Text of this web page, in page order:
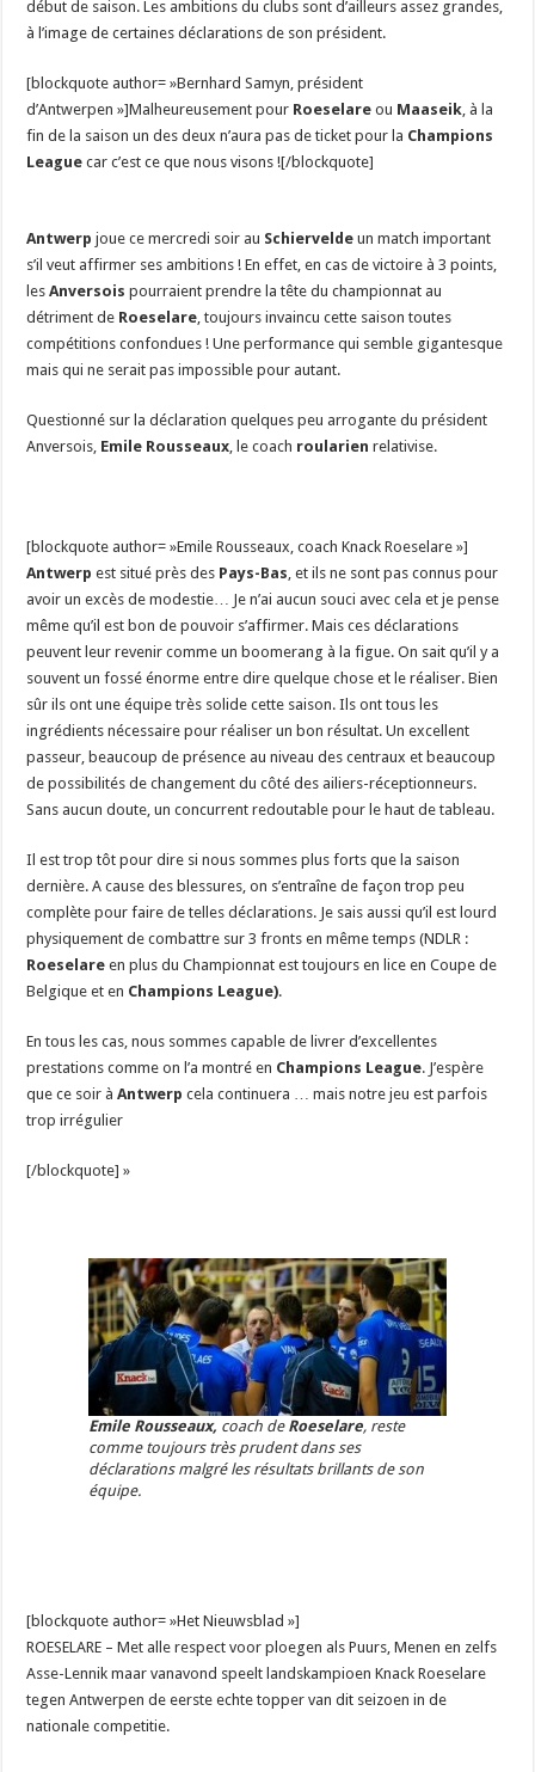
début de saison. Les ambitions du clubs sont d’ailleurs assez grandes,
à l’image de certaines déclarations de son président.
[blockquote author= »Bernhard Samyn, président
d’Antwerpen »]Malheureusement pour Roeselare ou Maaseik, à la
fin de la saison un des deux n’aura pas de ticket pour la Champions
League car c’est ce que nous visons ![/blockquote]
Antwerp joue ce mercredi soir au Schiervelde un match important
s’il veut affirmer ses ambitions ! En effet, en cas de victoire à 3 points,
lesAnversois pourraient prendre la tête du championnat au
détriment de Roeselare, toujours invaincu cette saison toutes
compétitions confondues ! Une performance qui semble gigantesque
mais qui ne serait pas impossible pour autant.
Questionné sur la déclaration quelques peu arrogante du président
Anversois, Emile Rousseaux, le coach roularien relativise.
[blockquote author= »Emile Rousseaux, coach Knack Roeselare »]
Antwerp est situé près des Pays-Bas, et ils ne sont pas connus pour
avoir un excès de modestie… Je n’ai aucun souci avec cela et je pense
même qu’il est bon de pouvoir s’affirmer. Mais ces déclarations
peuvent leur revenir comme un boomerang à la figue. On sait qu’il y a
souvent un fossé énorme entre dire quelque chose et le réaliser. Bien
sûr ils ont une équipe très solide cette saison. Ils ont tous les
ingrédients nécessaire pour réaliser un bon résultat. Un excellent
passeur, beaucoup de présence au niveau des centraux et beaucoup
de possibilités de changement du côté des ailiers-réceptionneurs.
Sans aucun doute, un concurrent redoutable pour le haut de tableau.
Il est trop tôt pour dire si nous sommes plus forts que la saison
dernière. A cause des blessures, on s’entraîne de façon trop peu
complète pour faire de telles déclarations. Je sais aussi qu’il est lourd
physiquement de combattre sur 3 fronts en même temps (NDLR :
Roeselare en plus du Championnat est toujours en lice en Coupe de
Belgique et en Champions League).
En tous les cas, nous sommes capable de livrer d’excellentes
prestations comme on l’a montré en Champions League. J’espère
que ce soir àAntwerp cela continuera … mais notre jeu est parfois
trop irrégulier
[/blockquote] »
Emile Rousseaux, coach de Roeselare, reste
comme toujours très prudent dans ses
déclarations malgré les résultats brillants de son
équipe.
[blockquote author= »Het Nieuwsblad »]
ROESELARE – Met alle respect voor ploegen als Puurs, Menen en zelfs
Asse-Lennik maar vanavond speelt landskampioen Knack Roeselare
tegen Antwerpen de eerste echte topper van dit seizoen in de
nationale competitie.